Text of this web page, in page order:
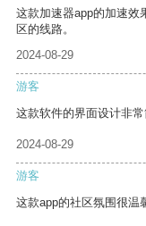
这款加速器app的加速效
区的线路。
2024-08-29
游客
这款软件的界面设计非常
2024-08-29
游客
这款app的社区氛围很温